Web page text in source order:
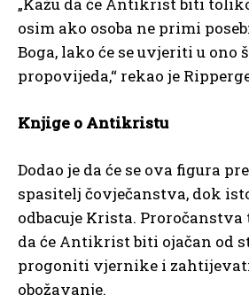
„Kažu da će Antikrist biti
osim ako osoba ne primi
Boga, lako će se uvjeriti u ono
propovijeda,“ rekao je
Knjige o Antikristu
Dodao je da će se ova figura
spasitelj čovječanstva, dok
odbacuje Krista.
da će Antikrist biti ojačan od
progoniti vjernike i
obožavanje.